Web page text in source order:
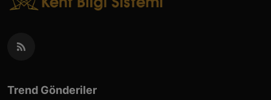
Trend Gönderiler